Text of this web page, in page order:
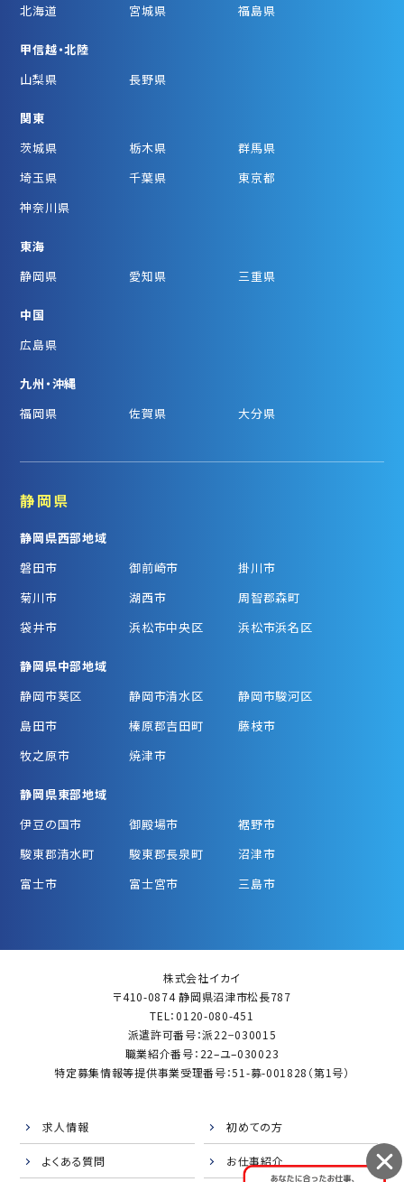
北海道
宮城県 福島県
甲信越・北陸
山梨県
長野県
関東
茨城県
栃木県
群馬県
埼玉県
千葉県
東京都
神奈川県
東海
静岡県
愛知県 三重県
中国
広島県
九州・沖縄
福岡県
佐賀県 大分県
静岡県
静岡県西部地域
磐田市
御前崎市
掛川市
菊川市
湖西市
周智郡森町
袋井市
浜松市中央区 浜松市浜名区
静岡県中部地域
静岡市葵区
静岡市清水区
静岡市駿河区
島田市
榛原郡吉田町
藤枝市
牧之原市
焼津市
静岡県東部地域
伊豆の国市
御殿場市
裾野市
駿東郡清水町
駿東郡長泉町
沼津市
富士市
富士宮市 三島市
株式会社イカイ
〒410-0874 静岡県沼津市松長787
TEL：0120-080-451
派遣許可番号：派22−030015
職業紹介番号：22–ユ–030023
特定募集情報等提供事業受理番号：51-募-001828（第1号）
求人情報 初めての方
よくある質問 お仕事紹介